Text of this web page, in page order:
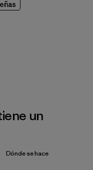
un
Dónde se hace